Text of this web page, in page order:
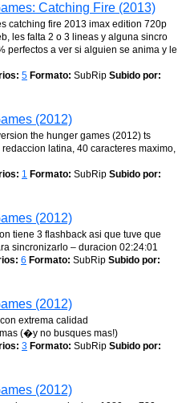
Catching Fire (2013)
catching fire 2013 imax edition 720p
les falta 2 o 3 lineas y alguna sincro
perfectos a ver si alguien se anima y le
5 Formato: SubRip Subido por:
(2012)
the hunger games (2012) ts
latina, 40 caracteres maximo,
1 Formato: SubRip Subido por:
(2012)
tiene 3 flashback asi que tuve que
sincronizarlo – duracion 02:24:01
6 Formato: SubRip Subido por:
(2012)
extrema calidad
(�y no busques mas!)
3 Formato: SubRip Subido por:
(2012)